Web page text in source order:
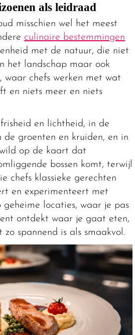
als leidraad
misschien wel het meest
culinaire bestemmingen
met de natuur, die niet
het landschap maar ook
waar chefs werken met wat
en niets meer en niets
en lichtheid, in de
de groenten en kruiden, en in
op de kaart dat
bossen komt, terwijl
chefs klassieke gerechten
en experimenteert met
geheime locaties, waar je pas
ontdekt waar je gaat eten,
spannend is als smaakvol.